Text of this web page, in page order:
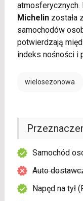
atmosferycznych.
Michelinzostała
samochodów
potwierdzają
indeks nośności i
wielosezonowa
Samochód
Auto
Napęd na tył